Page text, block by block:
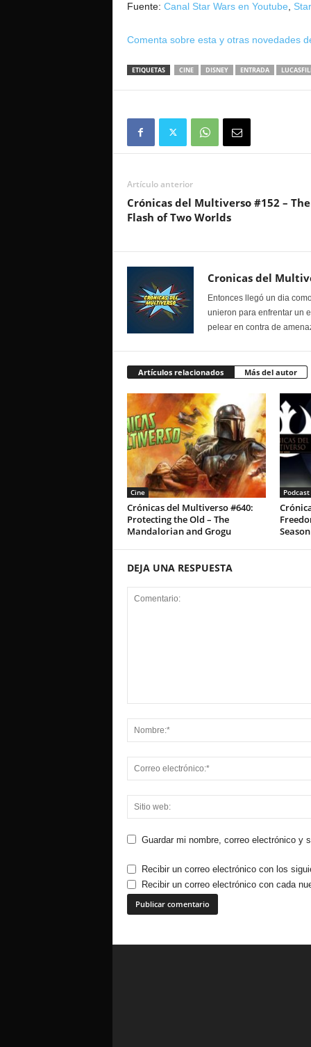
Fuente: Canal Star Wars en Youtube,
Comenta sobre esta y otras novedades
ETIQUETAS CINE DISNEY ENTRADA
Artículo anterior
Crónicas del Multiverso #152 – The
Flash of Two Worlds
Cronicas del
Entonces llegó un dia
unieron para enfrentar un
pelear en contra de
Artículos relacionados Más del autor
Cine
Crónicas del Multiverso #640:
Protecting the Old – The
Mandalorian and Grogu
Podcast
DEJA UNA RESPUESTA
Guardar mi nombre, correo electrónico y
Recibir un correo electrónico con los
Recibir un correo electrónico con cada